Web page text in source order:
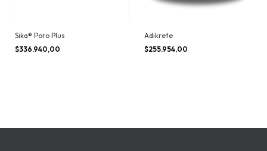
Sika® Poro Plus
$336.940,00
Adikrete
$255.954,00